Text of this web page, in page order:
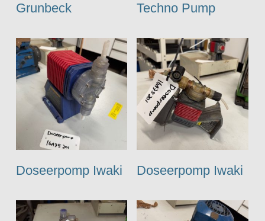
Grunbeck
Techno Pump
Doseerpomp Iwaki Doseerpomp Iwaki